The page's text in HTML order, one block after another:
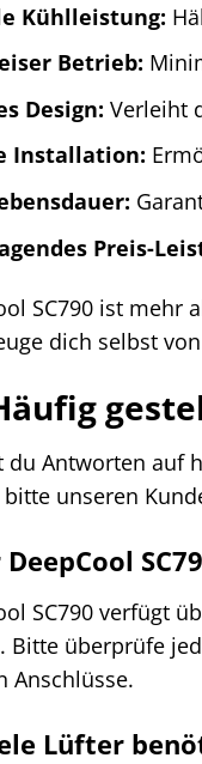
Kühlleistung:
Betrieb:
Design: Verleiht
Installation:
Preis-
SC790 ist
dich selbst
Antworten auf
unseren
DeepCool
SC790 verfügt
Bitte überprüfe
Anschlüsse.
Lüfter